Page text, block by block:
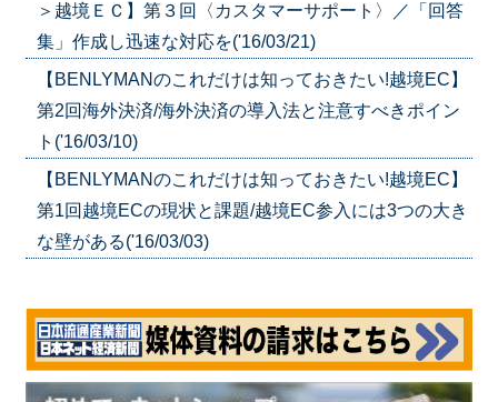
＞越境ＥＣ】第３回〈カスタマーサポート〉／「回答
集」作成し迅速な対応を('16/03/21)
【BENLYMANのこれだけは知っておきたい!越境EC】
第2回海外決済/海外決済の導入法と注意すべきポイン
ト('16/03/10)
【BENLYMANのこれだけは知っておきたい!越境EC】
第1回越境ECの現状と課題/越境EC参入には3つの大き
な壁がある('16/03/03)